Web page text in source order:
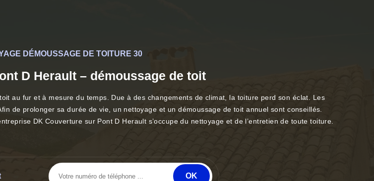
DÉMOUSSAGE DE TOITURE 30
D Herault – démoussage de toit
au fur et à mesure du temps. Due à des changements de climat, la toiture perd son éclat. Les
de prolonger sa durée de vie, un nettoyage et un démoussage de toit annuel sont conseillés.
DK Couverture sur Pont D Herault s’occupe du nettoyage et de l’entretien de toute toiture.